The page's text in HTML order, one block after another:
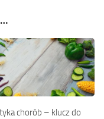
chorób – klucz do